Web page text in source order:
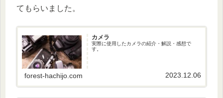
てもらいました。
カメラ
実際に使用したカメラの紹介・解説・感想で
す。
forest-hachijo.com 2023.12.06